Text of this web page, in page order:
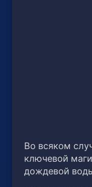
Во всяком
ключевой
дождевой